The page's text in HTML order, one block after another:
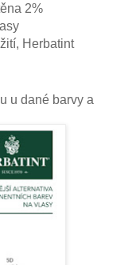
2%
Herbatint
u dané barvy a